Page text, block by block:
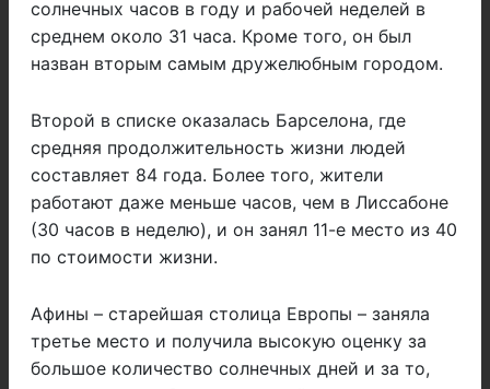
солнечных часов в году и рабочей неделей в
среднем около 31 часа. Кроме того, он был
назван вторым самым дружелюбным городом.
Второй в списке оказалась Барселона, где
средняя продолжительность жизни людей
составляет 84 года. Более того, жители
работают даже меньше часов, чем в Лиссабоне
(30 часов в неделю), и он занял 11-е место из 40
по стоимости жизни.
Афины – старейшая столица Европы – заняла
третье место и получила высокую оценку за
большое количество солнечных дней и за то,